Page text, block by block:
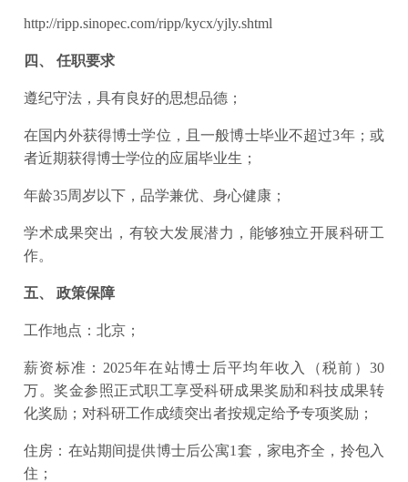
http://ripp.sinopec.com/ripp/kycx/yjly.shtml
四、 任职要求
遵纪守法，具有良好的思想品德；
在国内外获得博士学位，且一般博士毕业不超过3年；或
者近期获得博士学位的应届毕业生；
年龄35周岁以下，品学兼优、身心健康；
学术成果突出，有较大发展潜力，能够独立开展科研工
作。
五、 政策保障
工作地点：北京；
薪资标准：2025年在站博士后平均年收入（税前）30
万。奖金参照正式职工享受科研成果奖励和科技成果转
化奖励；对科研工作成绩突出者按规定给予专项奖励；
住房：在站期间提供博士后公寓1套，家电齐全，拎包入
住；